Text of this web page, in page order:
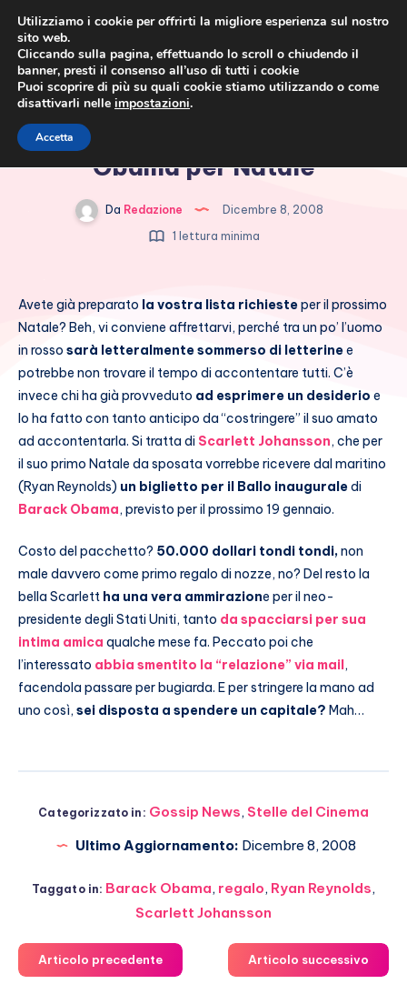
Scarlett Johansson vuole
Obama per Natale
Da Redazione
Dicembre 8, 2008
1 lettura minima
Avete già preparato la vostra lista richiesteper il prossimo
Natale? Beh, vi conviene affrettarvi, perché tra un po’ l’uomo
in rosso sarà letteralmente sommerso di letterinee
potrebbe non trovare il tempo di accontentare tutti. C’è
invece chi ha già provveduto ad esprimere un desiderio e
lo ha fatto con tanto anticipo da “costringere” il suo amato
ad accontentarla. Si tratta di Scarlett Johansson, che per
il suo primo Natale da sposata vorrebbe ricevere dal maritino
(Ryan Reynolds) un biglietto per il Ballo inauguraledi
Barack Obama, previsto per il prossimo 19 gennaio.
Costo del pacchetto? 50.000 dollari tondi tondi,non
male davvero come primo regalo di nozze, no? Del resto la
bella Scarlett ha una vera ammirazione per il neo-
presidente degli Stati Uniti, tanto da spacciarsi per sua
intima amica qualche mese fa. Peccato poi che
l’interessato abbia smentito la “relazione” via mail,
facendola passare per bugiarda. E per stringere la mano ad
uno così, sei disposta a spendere un capitale? Mah…
Categorizzato in: Gossip News, Stelle del Cinema
Ultimo Aggiornamento: Dicembre 8, 2008
Taggato in: Barack Obama, regalo, Ryan Reynolds,
Scarlett Johansson
Articolo precedente Articolo successivo
Utilizziamo i cookie per offrirti la migliore esperienza sul nostro
sito web.
Cliccando sulla pagina, effettuando lo scroll o chiudendo il
banner, presti il consenso all’uso di tutti i cookie
Puoi scoprire di più su quali cookie stiamo utilizzando o come
disattivarli nelle impostazioni.
Accetta